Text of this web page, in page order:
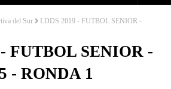
del Sur
LDDS 2019 - FUTBOL SENIOR -
FUTBOL SENIOR -
- RONDA 1